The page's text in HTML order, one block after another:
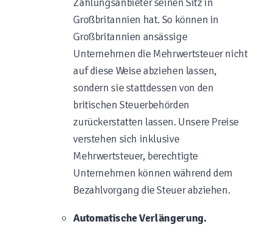
Großbritannien hat. So können in
Großbritannien ansässige
Unternehmen die Mehrwertsteuer nicht
auf diese Weise abziehen lassen,
sondern sie stattdessen von den
britischen Steuerbehörden
zurückerstatten lassen. Unsere Preise
verstehen sich inklusive
Mehrwertsteuer, berechtigte
Unternehmen können während dem
Bezahlvorgang die Steuer abziehen.
Automatische Verlängerung.